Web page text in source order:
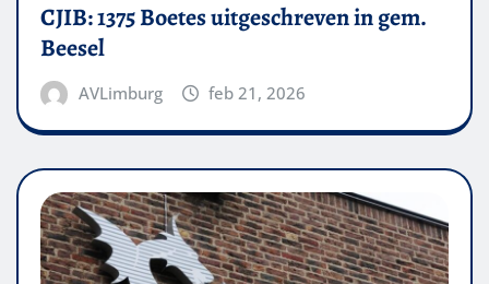
CJIB: 1375 Boetes uitgeschreven in gem.
Beesel
AVLimburg feb 21, 2026